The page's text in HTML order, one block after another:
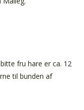
fru hare er ca. 12
til bunden af